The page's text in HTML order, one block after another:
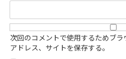
次回のコメントで使用するためブ
アドレス、サイトを保存する。